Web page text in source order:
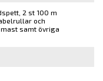
2 st 100 m
och
samt övriga